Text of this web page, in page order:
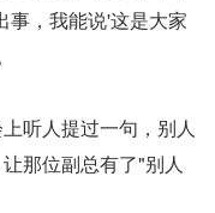
事，我能说'这是大家
听人提过一句，别人
那位副总有了"别人